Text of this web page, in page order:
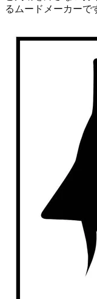
るムードメーカーで